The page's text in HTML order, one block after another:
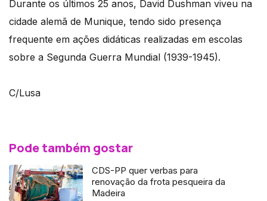
Durante os últimos 25 anos, David Dushman viveu na
cidade alemã de Munique, tendo sido presença
frequente em ações didáticas realizadas em escolas
sobre a Segunda Guerra Mundial (1939-1945).
C/Lusa
Pode também gostar
CDS-PP quer verbas para
renovação da frota pesqueira da
Madeira